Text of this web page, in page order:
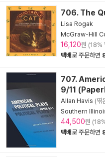
706. The
Lisa Rogak
McGraw-Hill
16,120원 (18%
택배로 주문하면
707.
9/11
Allan Havis (엮
Southern
44,500원
택배로 주문하면